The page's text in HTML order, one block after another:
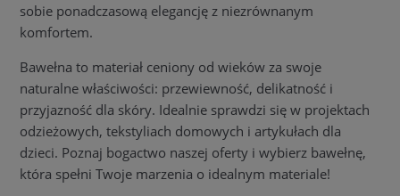
sobie ponadczasową elegancję z niezrównanym
komfortem.
Bawełna to materiał ceniony od wieków za swoje
naturalne właściwości: przewiewność, delikatność i
przyjazność dla skóry. Idealnie sprawdzi się w projektach
odzieżowych, tekstyliach domowych i artykułach dla
dzieci. Poznaj bogactwo naszej oferty i wybierz bawełnę,
która spełni Twoje marzenia o idealnym materiale!